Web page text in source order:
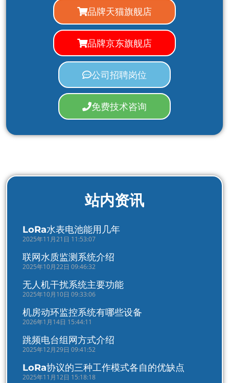
品牌天猫旗舰店
品牌京东旗舰店
公司招聘岗位
免费技术咨询
站内资讯
LoRa水表电池能用几年
2025年11月21日 11:53:07
联网水质监测系统介绍
2025年10月22日 09:46:32
无人机干扰系统主要功能
2025年10月10日 09:33:06
机房动环监控系统有哪些设备
2026年1月14日 15:44:11
跳频电台组网方式介绍
2025年12月29日 09:41:52
LoRa协议的三种工作模式各自的优缺点
2025年11月12日 15:18:18